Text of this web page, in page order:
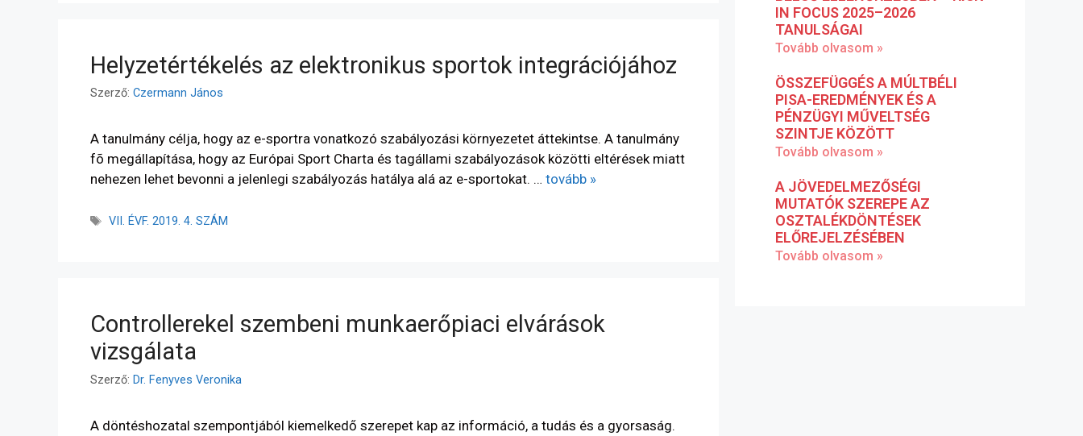
Helyzetértékelés az elektronikus sportok integrációjához
Szerző: Czermann János
A tanulmány célja, hogy az e-sportra vonatkozó szabályozási környezetet áttekintse. A tanulmány
fõ megállapítása, hogy az Európai Sport Charta és tagállami szabályozások közötti eltérések miatt
nehezen lehet bevonni a jelenlegi szabályozás hatálya alá az e-sportokat. … tovább »
VII. ÉVF. 2019. 4. SZÁM
Controllerekel szembeni munkaerőpiaci elvárások
vizsgálata
Szerző: Dr. Fenyves Veronika
A döntéshozatal szempontjából kiemelkedő szerepet kap az információ, a tudás és a gyorsaság.
IN FOCUS 2025–2026
TANULSÁGAI
Tovább olvasom »
ÖSSZEFÜGGÉS A MÚLTBÉLI
PISA-EREDMÉNYEK ÉS A
PÉNZÜGYI MŰVELTSÉG
SZINTJE KÖZÖTT
Tovább olvasom »
A JÖVEDELMEZŐSÉGI
MUTATÓK SZEREPE AZ
OSZTALÉKDÖNTÉSEK
ELŐREJELZÉSÉBEN
Tovább olvasom »